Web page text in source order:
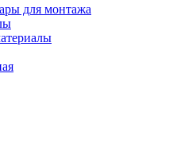
для монтажа